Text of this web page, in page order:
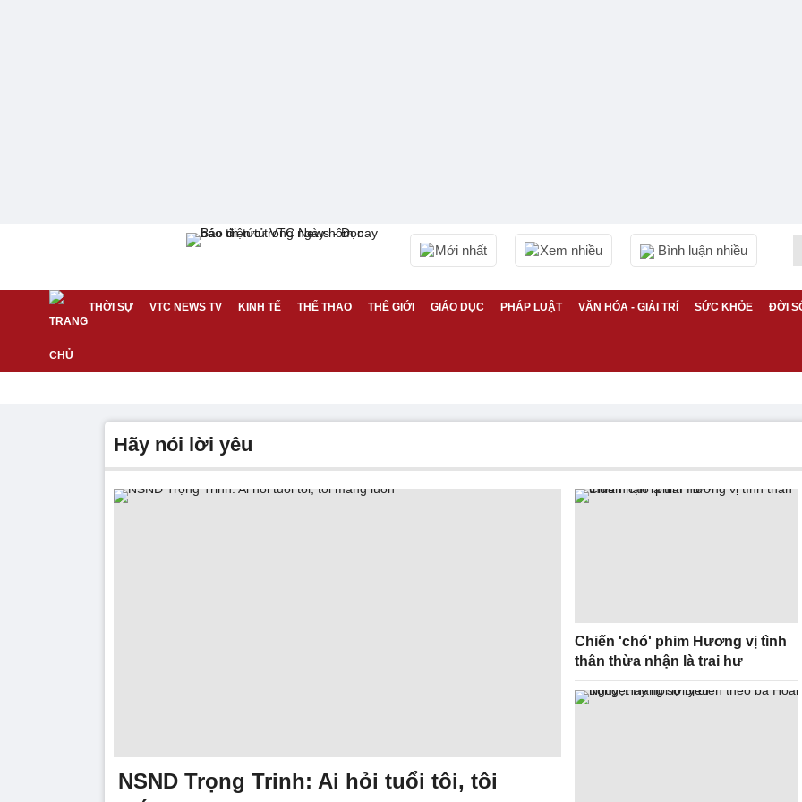
Mới nhất Xem nhiều Bình luận nhiều
THỜI SỰ VTC NEWS TV KINH TẾ THỂ THAO THẾ GIỚI GIÁO DỤC PHÁP LUẬT VĂN HÓA - GIẢI TRÍ SỨC KHỎE ĐỜI
Hãy nói lời yêu
NSND Trọng Trinh: Ai hỏi tuổi tôi, tôi
Chiến 'chó' phim Hương vị tình
thân thừa nhận là trai hư